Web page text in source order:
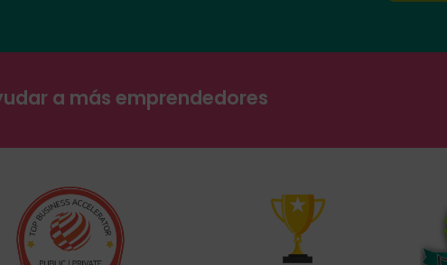
a más emprendedores